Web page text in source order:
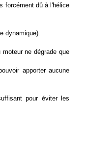
forcément dû à l'hélice
dynamique).
ne dégrade que
apporter aucune
pour éviter les